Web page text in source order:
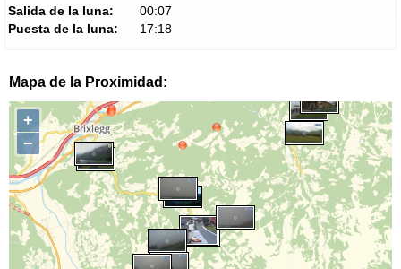
Salida de la luna:
00:07
Puesta de la luna:
17:18
Mapa de la Proximidad:
+
−